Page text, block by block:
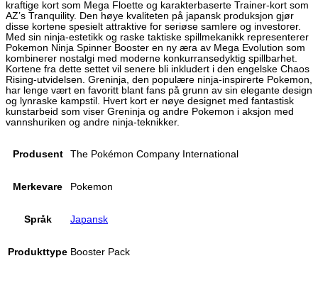
kraftige kort som Mega Floette og karakterbaserte Trainer-kort som
AZ’s Tranquility. Den høye kvaliteten på japansk produksjon gjør
disse kortene spesielt attraktive for seriøse samlere og investorer.
Med sin ninja-estetikk og raske taktiske spillmekanikk representerer
Pokemon Ninja Spinner Booster en ny æra av Mega Evolution som
kombinerer nostalgi med moderne konkurransedyktig spillbarhet.
Kortene fra dette settet vil senere bli inkludert i den engelske Chaos
Rising-utvidelsen. Greninja, den populære ninja-inspirerte Pokemon,
har lenge vært en favoritt blant fans på grunn av sin elegante design
og lynraske kampstil. Hvert kort er nøye designet med fantastisk
kunstarbeid som viser Greninja og andre Pokemon i aksjon med
vannshuriken og andre ninja-teknikker.
Produsent The Pokémon Company International
Merkevare Pokemon
Språk Japansk
Produkttype Booster Pack